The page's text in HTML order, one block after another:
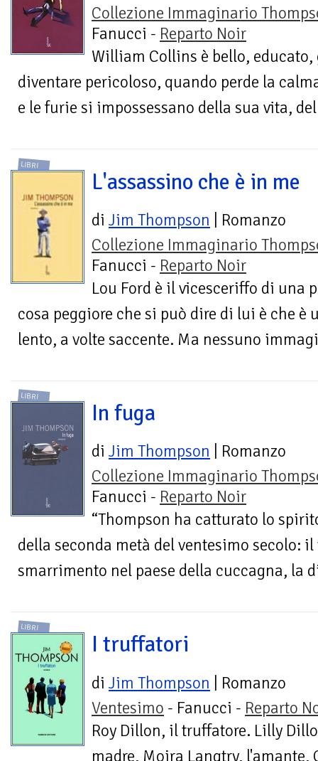
Collezione Immaginario
Fanucci - Reparto Noir
William Collins è bello,
diventare pericoloso, quando perde la
e le furie si impossessano della sua vita,
LIBRI
L'assassino che è in me
di Jim Thompson | Romanzo
Collezione Immaginario
Fanucci - Reparto Noir
Lou Ford è il vicesceriffo di una
cosa peggiore che si può dire di lui è che è
lento, a volte saccente. Ma nessuno
LIBRI
In fuga
di Jim Thompson | Romanzo
Collezione Immaginario
Fanucci - Reparto Noir
“Thompson ha catturato lo
della seconda metà del ventesimo secolo:
smarrimento nel paese della cuccagna, la
LIBRI
I truffatori
di Jim Thompson | Romanzo
Ventesimo - Fanucci - Reparto
Roy Dillon, il truffatore. Lilly
madre, Moira Langtry, l'amante,